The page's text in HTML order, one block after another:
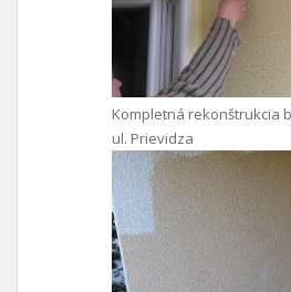
Kompletná rekonštrukcia
ul. Prievidza